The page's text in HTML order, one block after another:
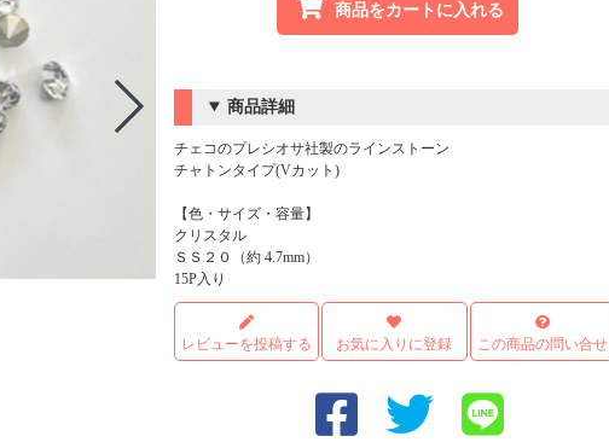
商品をカートに入れる
商品詳細
チェコのプレシオサ社製のラインストーン
チャトンタイプ(Vカット)
【色・サイズ・容量】
クリスタル
ＳＳ２０（約 4.7mm）
15P入り
レビューを投稿する お気に入りに登録 この商品の問い合せ